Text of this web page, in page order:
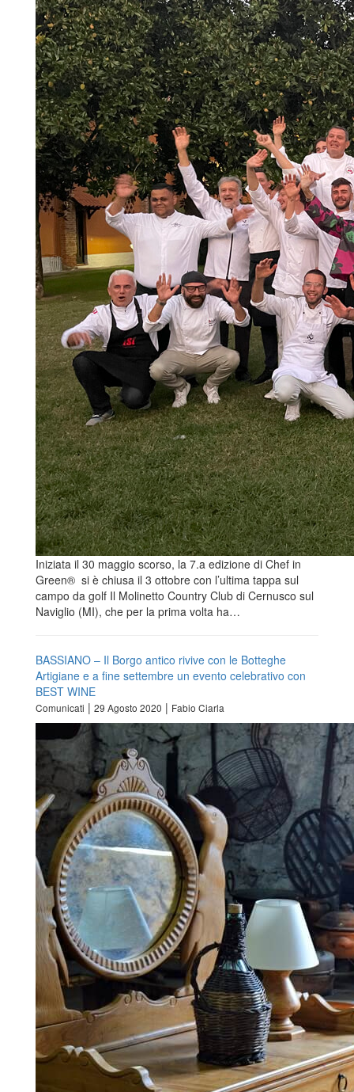
Iniziata il 30 maggio scorso, la 7.a edizione di Chef in
Green® si è chiusa il 3 ottobre con l’ultima tappa sul
campo da golf Il Molinetto Country Club di Cernusco sul
Naviglio (MI), che per la prima volta ha…
BASSIANO – Il Borgo antico rivive con le Botteghe
Artigiane e a fine settembre un evento celebrativo con
BEST WINE
Comunicati | 29 Agosto 2020 | Fabio Ciarla